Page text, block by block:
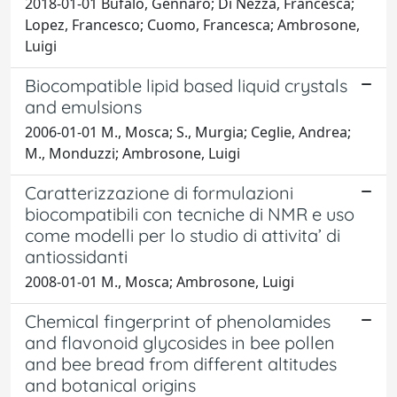
Lopez, Francesco; Cuomo, Francesca; Ambrosone,
Luigi
Biocompatible lipid based liquid crystals
and emulsions
2006-01-01 M., Mosca; S., Murgia; Ceglie, Andrea;
M., Monduzzi; Ambrosone, Luigi
Caratterizzazione di formulazioni
biocompatibili con tecniche di NMR e uso
come modelli per lo studio di attivita’ di
antiossidanti
2008-01-01 M., Mosca; Ambrosone, Luigi
Chemical fingerprint of phenolamides
and flavonoid glycosides in bee pollen
and bee bread from different altitudes
and botanical origins